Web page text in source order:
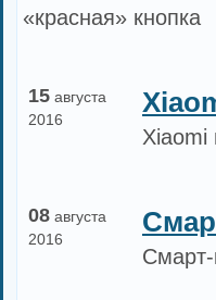
«красная» кнопка
15 августа
2016
Xiaomi
08 августа
2016
Смарт-